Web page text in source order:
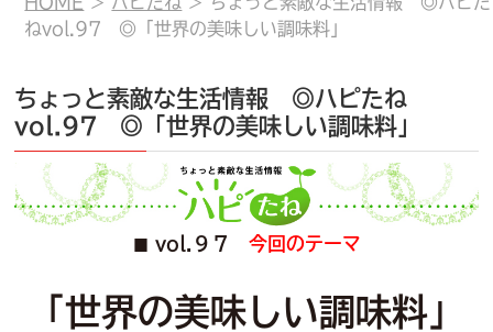
ねvol.97 ◎「世界の美味しい調味料」
ちょっと素敵な生活情報 ◎ハピたね
vol.97 ◎「世界の美味しい調味料」
vol.９７ 今回のテーマ
「世界の美味しい調味料」